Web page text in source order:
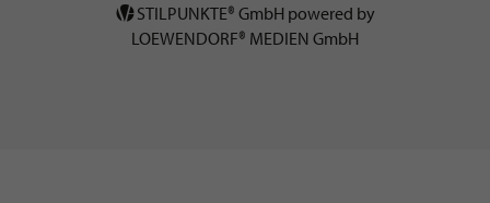
STILPUNKTE® GmbH powered by
LOEWENDORF® MEDIEN GmbH